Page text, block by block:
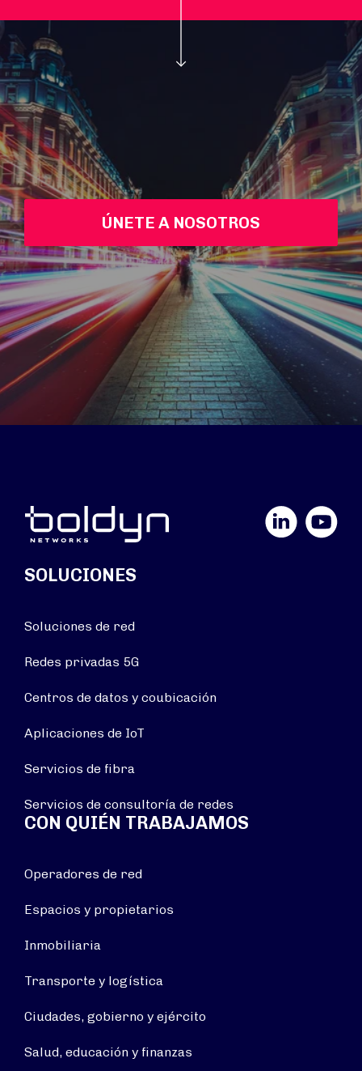
ÚNETE A NOSOTROS
YouTube
SOLUCIONES
Soluciones de red
Redes privadas 5G
Centros de datos y coubicación
Aplicaciones de IoT
Servicios de fibra
Servicios de consultoría de redes
CON QUIÉN TRABAJAMOS
Operadores de red
Espacios y propietarios
Inmobiliaria
Transporte y logística
Ciudades, gobierno y ejército
Salud, educación y finanzas